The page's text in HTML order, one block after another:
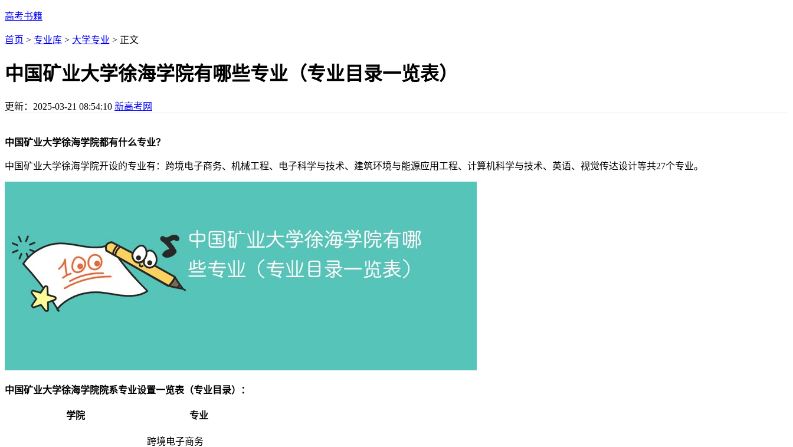
高考书籍
首页 > 专业库 > 大学专业 > 正文
中国矿业大学徐海学院有哪些专业（专业目录一览表）
更新： 2025-03-21 08:54:10 新高考网
中国矿业大学徐海学院都有什么专业？
中国矿业大学徐海学院开设的专业有：跨境电子商务、机械工程、电子科学与技术、建筑环境与能源应用工程、计算机科学与技术、英语、视觉传达设计等共27个专业。
中国矿业大学徐海学院院系专业设置一览表（专业目录）：
学院 专业
跨境电子商务